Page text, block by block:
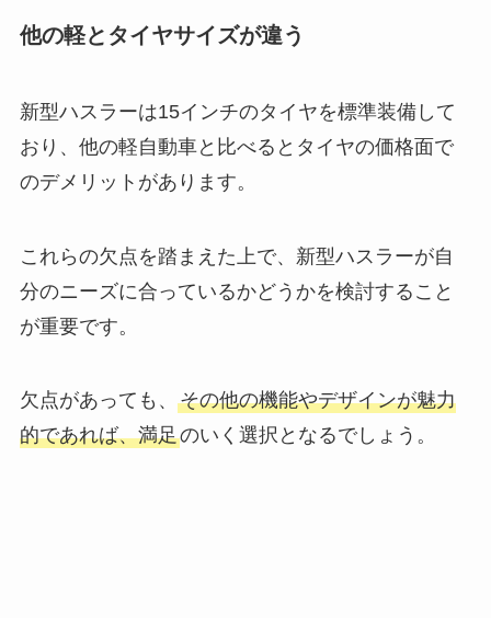
他の軽とタイヤサイズが違う
新型ハスラーは15インチのタイヤを標準装備して
おり、他の軽自動車と比べるとタイヤの価格面で
のデメリットがあります。
これらの欠点を踏まえた上で、新型ハスラーが自
分のニーズに合っているかどうかを検討すること
が重要です。
欠点があっても、 その他の機能やデザインが魅力
的であれば、満足のいく選択となるでしょう。